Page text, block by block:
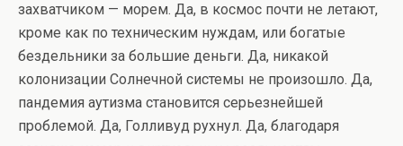
захватчиком — морем. Да, в космос почти не летают,
кроме как по техническим нуждам, или богатые
бездельники за большие деньги. Да, никакой
колонизации Солнечной системы не произошло. Да,
пандемия аутизма становится серьезнейшей
проблемой. Да, Голливуд рухнул. Да, благодаря